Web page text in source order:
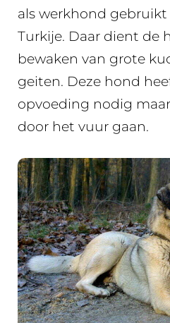
als werkhond
Turkije. Daar dient de
bewaken van grote
geiten. Deze hond
opvoeding nodig
door het vuur gaan.